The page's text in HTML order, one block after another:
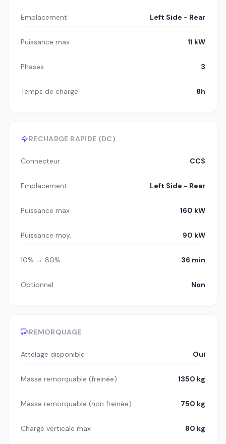
Emplacement Left Side - Rear
Puissance max 11 kW
Phases 3
Temps de charge 8h
RECHARGE RAPIDE (DC)
Connecteur CCS
Emplacement Left Side - Rear
Puissance max 160 kW
Puissance moy. 90 kW
10% → 80% 36 min
Optionnel Non
REMORQUAGE
Attelage disponible Oui
Masse remorquable (freinée) 1350 kg
Masse remorquable (non freinée) 750 kg
Charge verticale max 80 kg